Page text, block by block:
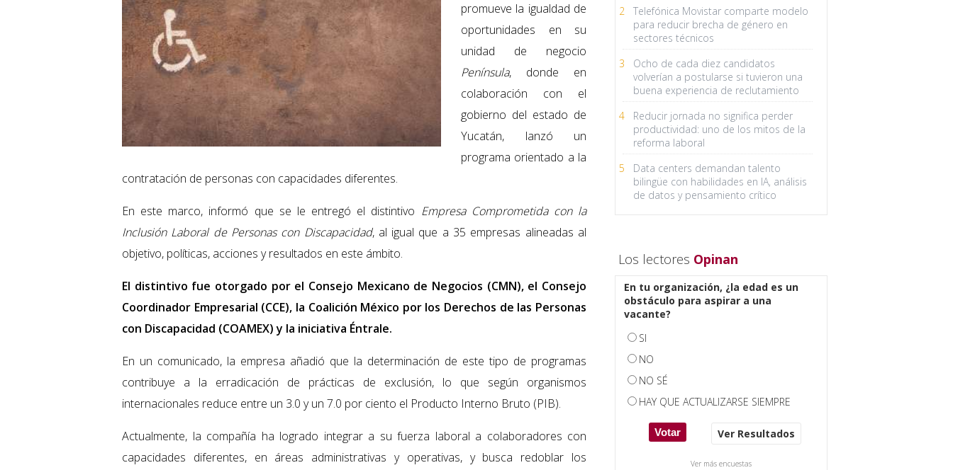
promueve la igualdad de
oportunidades en su
unidad de negocio
Península, donde en
colaboración con el
gobierno del estado de
Yucatán, lanzó un
programa orientado a la
contratación de personas con capacidades diferentes.
En este marco, informó que se le entregó el distintivo Empresa Comprometida con la
Inclusión Laboral de Personas con Discapacidad, al igual que a 35 empresas alineadas al
objetivo, políticas, acciones y resultados en este ámbito.
El distintivo fue otorgado por el Consejo Mexicano de Negocios (CMN), el Consejo
Coordinador Empresarial (CCE), la Coalición México por los Derechos de las Personas
con Discapacidad (COAMEX) y la iniciativa Éntrale.
En un comunicado, la empresa añadió que la determinación de este tipo de programas
contribuye a la erradicación de prácticas de exclusión, lo que según organismos
internacionales reduce entre un 3.0 y un 7.0 por ciento el Producto Interno Bruto (PIB).
Actualmente, la compañía ha logrado integrar a su fuerza laboral a colaboradores con
capacidades diferentes, en áreas administrativas y operativas, y busca redoblar los
2
Telefónica Movistar comparte modelo
para reducir brecha de género en
sectores técnicos
3
Ocho de cada diez candidatos
volverían a postularse si tuvieron una
buena experiencia de reclutamiento
4
Reducir jornada no significa perder
productividad: uno de los mitos de la
reforma laboral
5
Data centers demandan talento
bilingüe con habilidades en IA, análisis
de datos y pensamiento crítico
Los lectores Opinan
En tu organización, ¿la edad es un
obstáculo para aspirar a una
vacante?
SI
NO
NO SÉ
HAY QUE ACTUALIZARSE SIEMPRE
Ver Resultados
Ver más encuestas